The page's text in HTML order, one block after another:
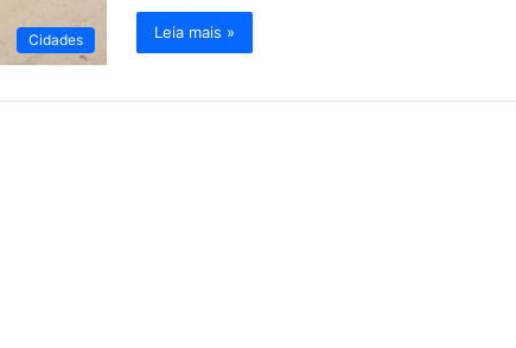
Cidades Leia mais »